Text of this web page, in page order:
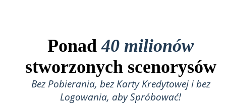
Ponad40 milionów
stworzonych scenorysów
Bez Pobierania, bez Karty Kredytowej i bez
Logowania, aby Spróbować!